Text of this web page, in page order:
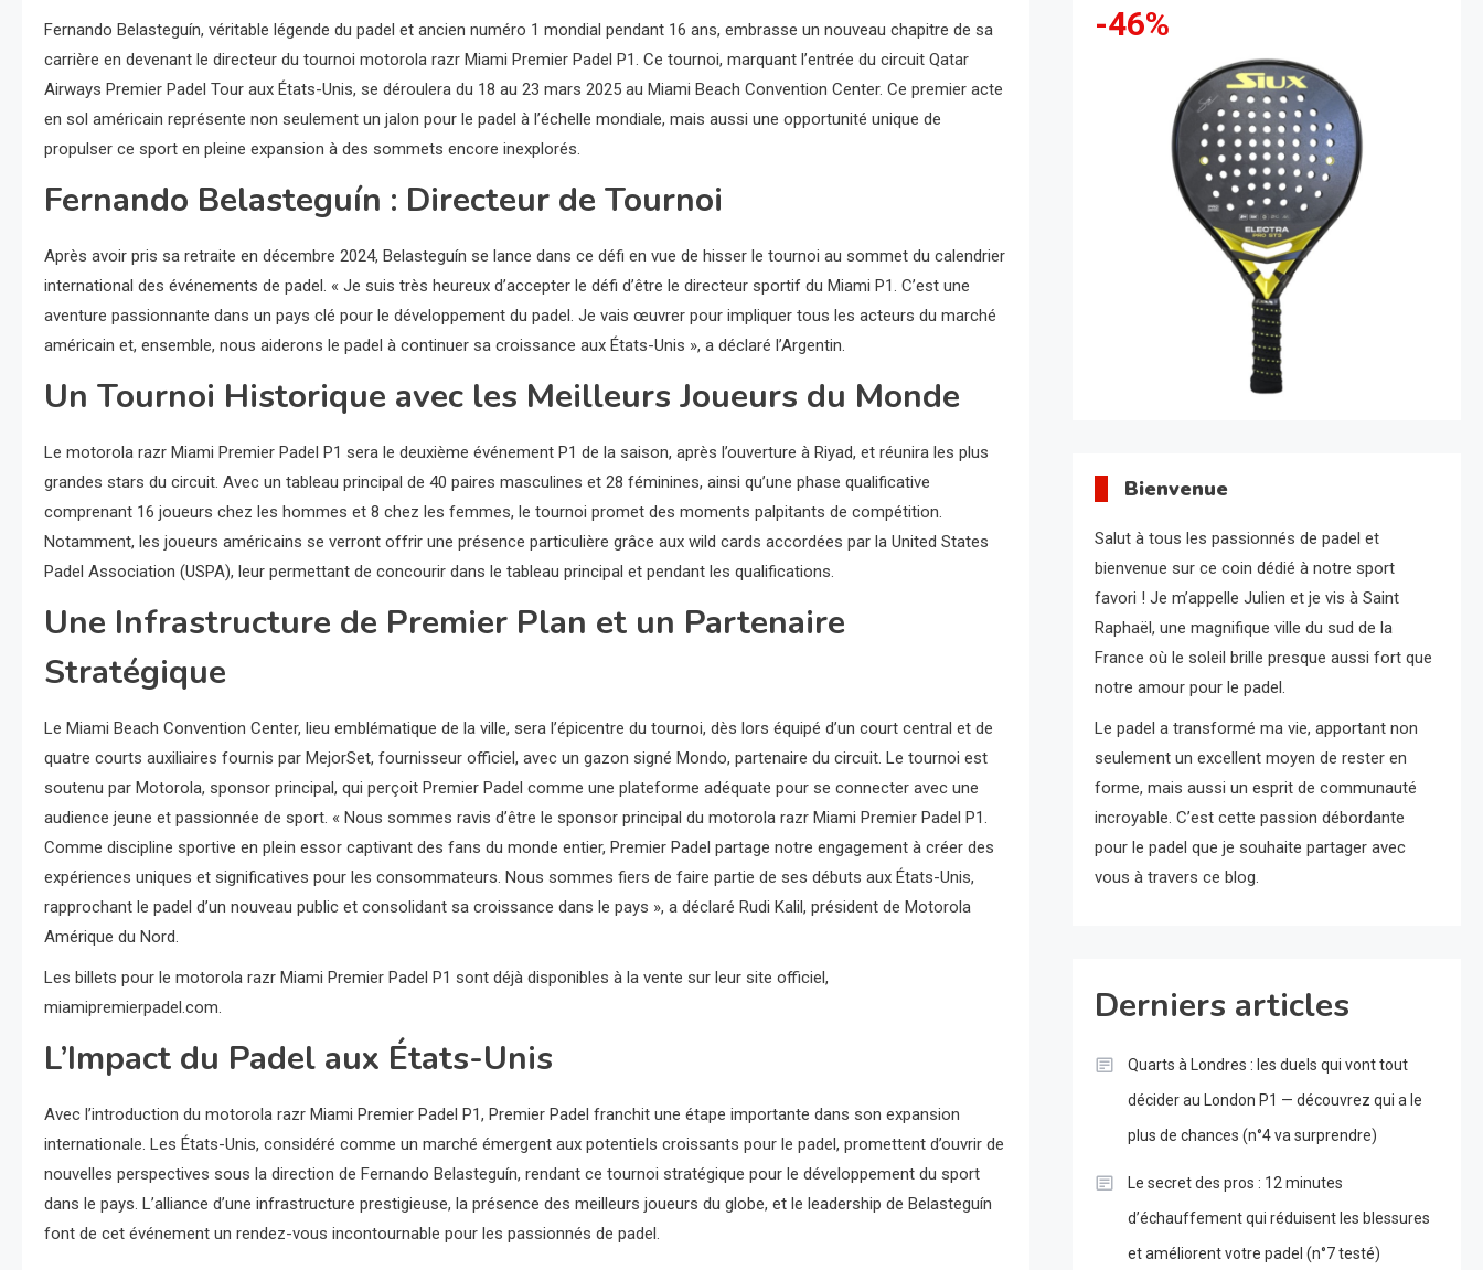
Fernando Belasteguín, véritable légende du padel et ancien numéro 1 mondial pendant 16 ans, embrasse un nouveau chapitre de sa
carrière en devenant le directeur du tournoi motorola razr Miami Premier Padel P1. Ce tournoi, marquant l’entrée du circuit Qatar
Airways Premier Padel Tour aux États-Unis, se déroulera du 18 au 23 mars 2025 au Miami Beach Convention Center. Ce premier acte
en sol américain représente non seulement un jalon pour le padel à l’échelle mondiale, mais aussi une opportunité unique de
propulser ce sport en pleine expansion à des sommets encore inexplorés.
Fernando Belasteguín : Directeur de Tournoi
Après avoir pris sa retraite en décembre 2024, Belasteguín se lance dans ce défi en vue de hisser le tournoi au sommet du calendrier
international des événements de padel. « Je suis très heureux d’accepter le défi d’être le directeur sportif du Miami P1. C’est une
aventure passionnante dans un pays clé pour le développement du padel. Je vais œuvrer pour impliquer tous les acteurs du marché
américain et, ensemble, nous aiderons le padel à continuer sa croissance aux États-Unis », a déclaré l’Argentin.
Un Tournoi Historique avec les Meilleurs Joueurs du Monde
Le motorola razr Miami Premier Padel P1 sera le deuxième événement P1 de la saison, après l’ouverture à Riyad, et réunira les plus
grandes stars du circuit. Avec un tableau principal de 40 paires masculines et 28 féminines, ainsi qu’une phase qualificative
comprenant 16 joueurs chez les hommes et 8 chez les femmes, le tournoi promet des moments palpitants de compétition.
Notamment, les joueurs américains se verront offrir une présence particulière grâce aux wild cards accordées par la United States
Padel Association (USPA), leur permettant de concourir dans le tableau principal et pendant les qualifications.
Une Infrastructure de Premier Plan et un Partenaire
Stratégique
Le Miami Beach Convention Center, lieu emblématique de la ville, sera l’épicentre du tournoi, dès lors équipé d’un court central et de
quatre courts auxiliaires fournis par MejorSet, fournisseur officiel, avec un gazon signé Mondo, partenaire du circuit. Le tournoi est
soutenu par Motorola, sponsor principal, qui perçoit Premier Padel comme une plateforme adéquate pour se connecter avec une
audience jeune et passionnée de sport. « Nous sommes ravis d’être le sponsor principal du motorola razr Miami Premier Padel P1.
Comme discipline sportive en plein essor captivant des fans du monde entier, Premier Padel partage notre engagement à créer des
expériences uniques et significatives pour les consommateurs. Nous sommes fiers de faire partie de ses débuts aux États-Unis,
rapprochant le padel d’un nouveau public et consolidant sa croissance dans le pays », a déclaré Rudi Kalil, président de Motorola
Amérique du Nord.
Les billets pour le motorola razr Miami Premier Padel P1 sont déjà disponibles à la vente sur leur site officiel,
miamipremierpadel.com.
L’Impact du Padel aux États-Unis
Avec l’introduction du motorola razr Miami Premier Padel P1, Premier Padel franchit une étape importante dans son expansion
internationale. Les États-Unis, considéré comme un marché émergent aux potentiels croissants pour le padel, promettent d’ouvrir de
nouvelles perspectives sous la direction de Fernando Belasteguín, rendant ce tournoi stratégique pour le développement du sport
dans le pays. L’alliance d’une infrastructure prestigieuse, la présence des meilleurs joueurs du globe, et le leadership de Belasteguín
font de cet événement un rendez-vous incontournable pour les passionnés de padel.
-46%
Bienvenue
Salut à tous les passionnés de padel et
bienvenue sur ce coin dédié à notre sport
favori ! Je m’appelle Julien et je vis à Saint
Raphaël, une magnifique ville du sud de la
France où le soleil brille presque aussi fort que
notre amour pour le padel.
Le padel a transformé ma vie, apportant non
seulement un excellent moyen de rester en
forme, mais aussi un esprit de communauté
incroyable. C’est cette passion débordante
pour le padel que je souhaite partager avec
vous à travers ce blog.
Derniers articles
Quarts à Londres : les duels qui vont tout
décider au London P1 — découvrez qui a le
plus de chances (n°4 va surprendre)
Le secret des pros : 12 minutes
d’échauffement qui réduisent les blessures
et améliorent votre padel (n°7 testé)